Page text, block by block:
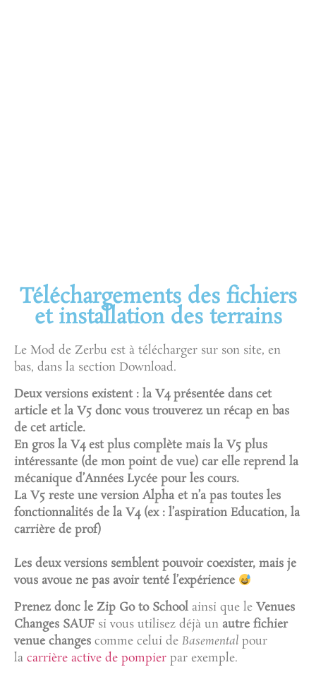
Téléchargements des fichiers
et installation des terrains
Le Mod de Zerbu est à télécharger sur son site, en
bas, dans la section Download.
Deux versions existent : la V4 présentée dans cet
article et la V5 donc vous trouverez un récap en bas
de cet article.
En gros la V4 est plus complète mais la V5 plus
intéressante (de mon point de vue) car elle reprend la
mécanique d’Années Lycée pour les cours.
La V5 reste une version Alpha et n’a pas toutes les
fonctionnalités de la V4 (ex : l’aspiration Education, la
carrière de prof)
Les deux versions semblent pouvoir coexister, mais je
vous avoue ne pas avoir tenté l’expérience
Prenez donc le Zip Go to School ainsi que le Venues
Changes SAUF si vous utilisez déjà un autre fichier
venue changes comme celui de Basemental pour
la carrière active de pompier par exemple.